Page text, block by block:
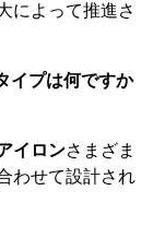
によって推進さ
イプは何ですか
イロンさまざま
わせて設計され